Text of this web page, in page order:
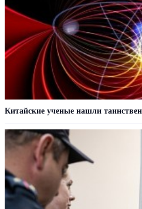
Китайские ученые нашли